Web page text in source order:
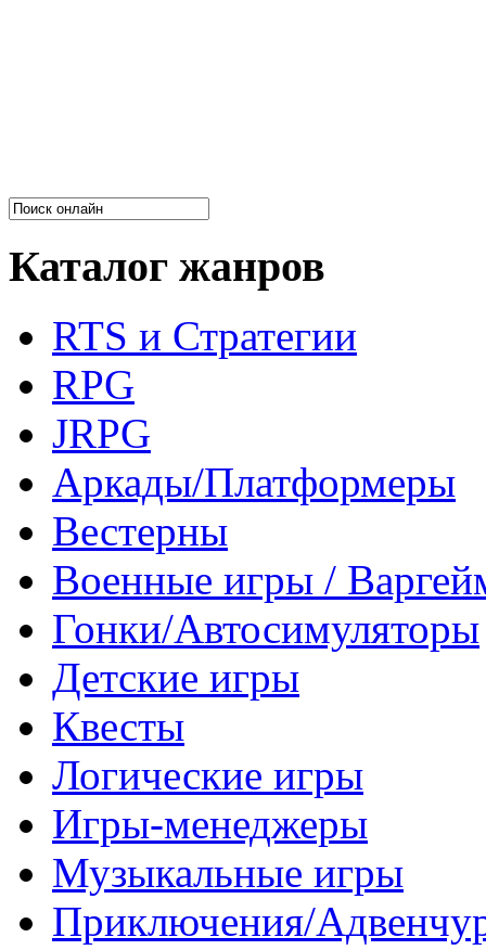
Каталог жанров
RTS и Стратегии
RPG
JRPG
Аркады/Платформеры
Вестерны
Военные игры /
Гонки/Автосимуляторы
Детские игры
Квесты
Логические игры
Игры-менеджеры
Музыкальные игры
Приключения/